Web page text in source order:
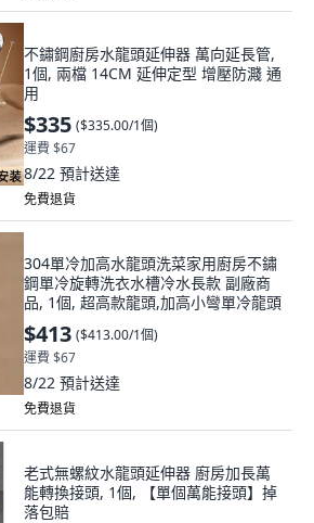
不鏽鋼廚房水龍頭延伸器 萬向延長管,
1個, 兩檔 14CM 延伸定型 增壓防濺 通
用
$335 ($335.00/1個)
運費 $67
8/22 預計送達
免費退貨
304單冷加高水龍頭洗菜家用廚房不鏽
鋼單冷旋轉洗衣水槽冷水長款 副廠商
品, 1個, 超高款龍頭,加高小彎單冷龍頭
$413 ($413.00/1個)
運費 $67
8/22 預計送達
免費退貨
老式無螺紋水龍頭延伸器 廚房加長萬
能轉換接頭, 1個, 【單個萬能接頭】掉
落包賠